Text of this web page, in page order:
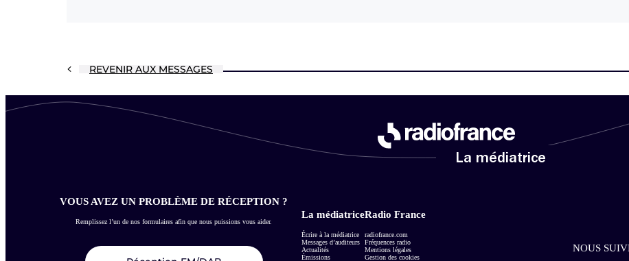
REVENIR AUX MESSAGES
La médiatrice
VOUS AVEZ UN PROBLÈME DE RÉCEPTION ?
Remplissez l’un de nos formulaires afin que nous puissions vous aider.
La médiatrice
Écrire à la médiatrice
Messages d’auditeurs
Actualités
Émissions
Radio France
radiofrance.com
Fréquences radio
Mentions légales
Gestion des cookies
NOUS